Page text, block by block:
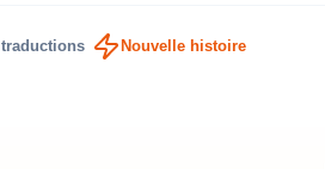
Nouvelle histoire